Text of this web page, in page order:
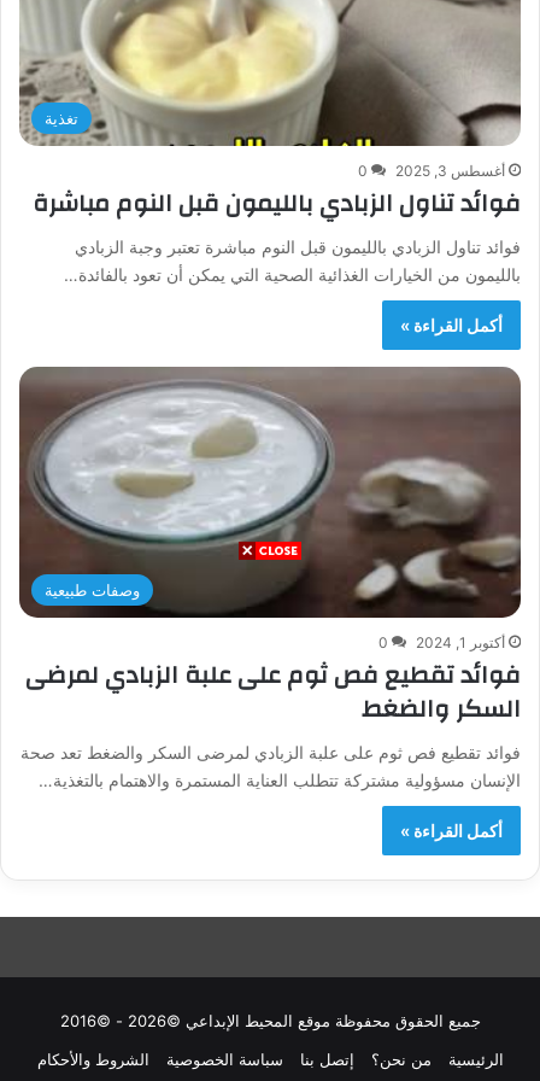
تغذية
أغسطس 3, 2025 0
فوائد تناول الزبادي بالليمون قبل النوم مباشرة
فوائد تناول الزبادي بالليمون قبل النوم مباشرة تعتبر وجبة الزبادي
بالليمون من الخيارات الغذائية الصحية التي يمكن أن تعود بالفائدة…
أكمل القراءة »
وصفات طبيعية
أكتوبر 1, 2024 0
فوائد تقطيع فص ثوم على علبة الزبادي لمرضى
السكر والضغط
فوائد تقطيع فص ثوم على علبة الزبادي لمرضى السكر والضغط تعد صحة
الإنسان مسؤولية مشتركة تتطلب العناية المستمرة والاهتمام بالتغذية…
أكمل القراءة »
جميع الحقوق محفوظة موقع المحيط الإبداعي ©2026 - ©2016
الرئيسية
من نحن؟ إتصل بنا سباسة الخصوصية الشروط والأحكام